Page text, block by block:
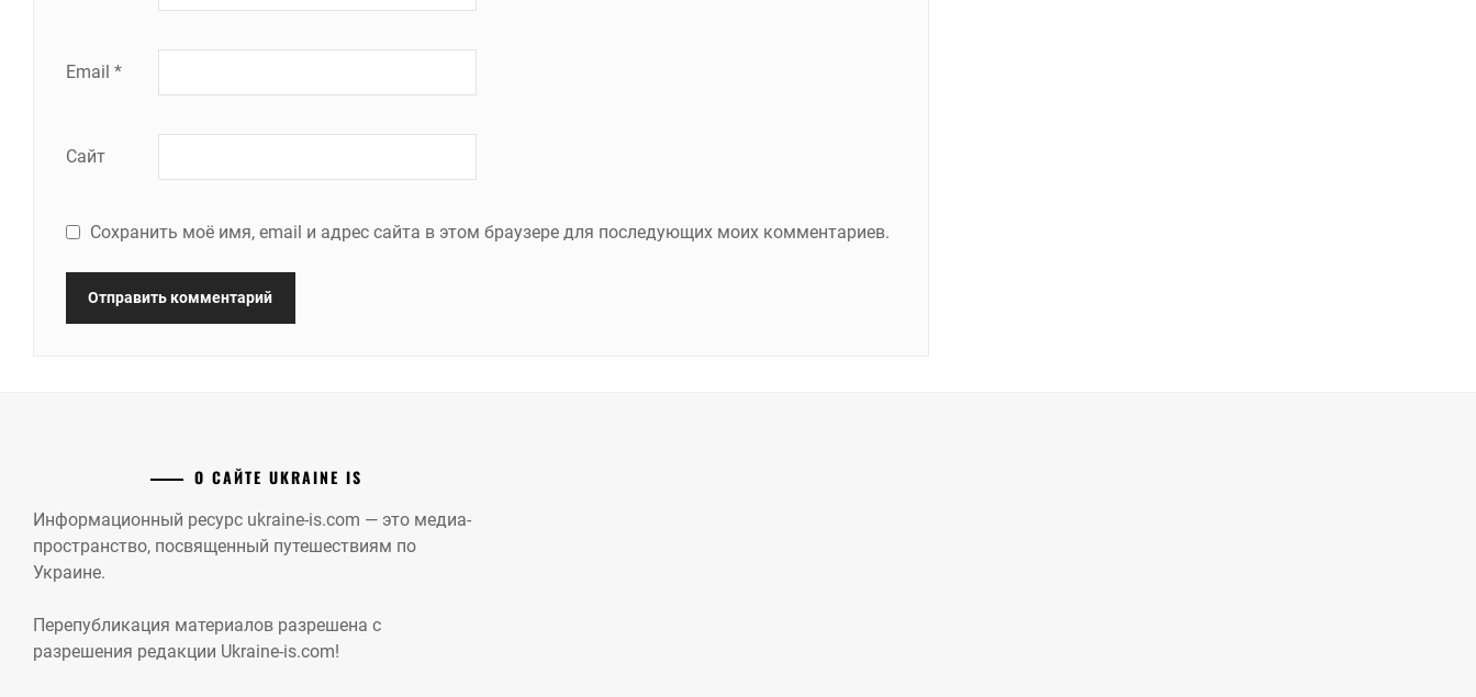
Email *
Сайт
Сохранить моё имя, email и адрес сайта в этом браузере для последующих моих комментариев.
О САЙТЕ UKRAINE IS
Информационный ресурс ukraine-is.com — это медиа-
пространство, посвященный путешествиям по
Украине.
Перепубликация материалов разрешена с
разрешения редакции Ukraine-is.com!